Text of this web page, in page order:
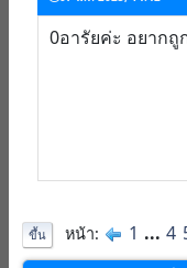
0อารัยค่ะ อยากถู
ขึ้น หน้า 1 ... 4